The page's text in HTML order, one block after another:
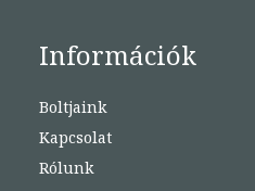
Információk
Boltjaink
Kapcsolat
Rólunk